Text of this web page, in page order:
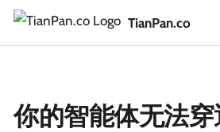
TianPan.co
你的智能体无法